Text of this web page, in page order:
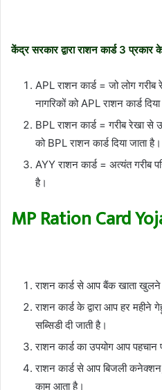
केंद्र सरकार द्वारा राशन कार्ड 3 प्रकार
APL राशन कार्ड = जो लोग
नागरिकों को APL राशन कार्ड
BPL राशन कार्ड = गरीब रेखा से
को BPL राशन कार्ड दिया जाता है।
AYY राशन कार्ड = अत्यंत गरीब
है।
MP Ration Card
राशन कार्ड से आप बैंक खाता
राशन कार्ड के द्वारा आप हर
सब्सिडी दी जाती है।
राशन कार्ड का उपयोग आप
राशन कार्ड से आप बिजली
काम आता है।